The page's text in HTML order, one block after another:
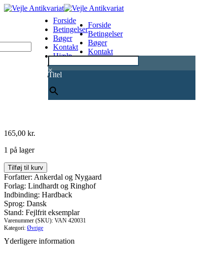
×
Titel
Forside
Betingelser
Bøger
Kontakt
Hjælp
0
Forside
Betingelser
Bøger
Kontakt
165,00 kr.
1 på lager
101
af
de
største
fodboldøjeblikke
antal
Tilføj til kurv
Forfatter: Ankerdal og Nygaard
Forlag: Lindhardt og Ringhof
Indbinding: Hardback
Sprog: Dansk
Stand: Fejlfrit eksemplar
Varenummer (SKU): VAN 420031
Kategori: Øvrige
Yderligere information